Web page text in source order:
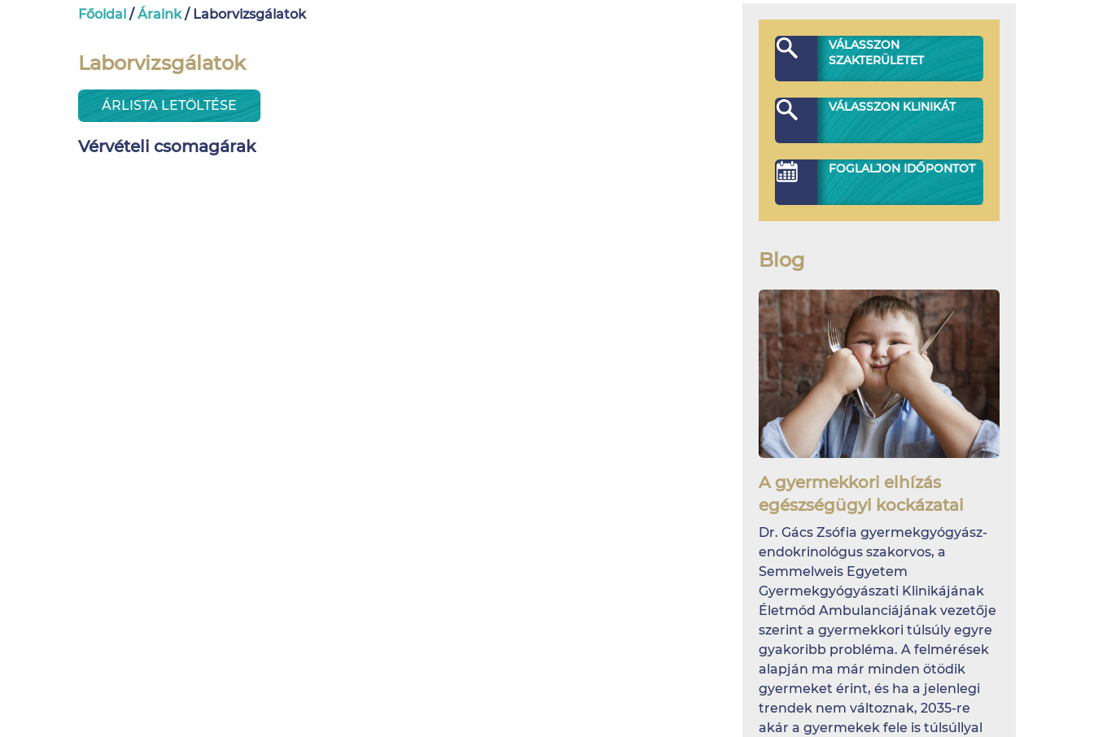
Főoldal / Áraink /Labor­vizsgálatok
Laborvizsgálatok
ÁRLISTA LETÖLTÉSE
Vérvételi csomagárak
VÁLASSZON
SZAKTERÜLETET
VÁLASSZON KLINIKÁT
FOGLALJON IDŐPONTOT
Blog
A gyermekkori elhízás
egészségügyi kockázatai
Dr. Gács Zsófia gyermekgyógyász-
endokrinológus szakorvos, a
Semmelweis Egyetem
Gyermekgyógyászati Klinikájának
Életmód Ambulanciájának vezetője
szerint a gyermekkori túlsúly egyre
gyakoribb probléma. A felmérések
alapján ma már minden ötödik
gyermeket érint, és ha a jelenlegi
trendek nem változnak, 2035-re
akár a gyermekek fele is túlsúllyal